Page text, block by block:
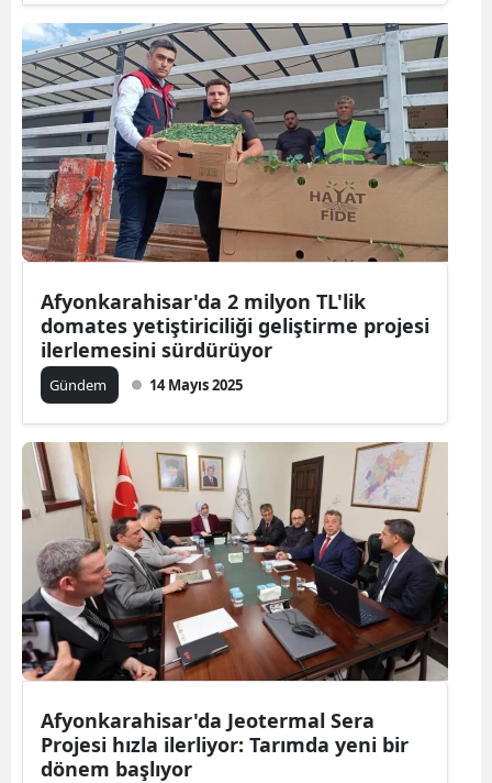
Afyonkarahisar'da 2 milyon TL'lik
domates yetiştiriciliği geliştirme projesi
ilerlemesini sürdürüyor
Gündem 14 Mayıs 2025
Afyonkarahisar'da Jeotermal Sera
Projesi hızla ilerliyor: Tarımda yeni bir
dönem başlıyor